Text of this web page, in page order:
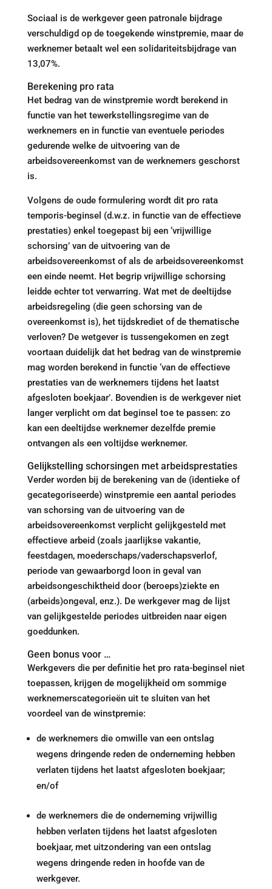
Sociaal is de werkgever geen patronale bijdrage
verschuldigd op de toegekende winstpremie, maar de
werknemer betaalt wel een solidariteitsbijdrage van
13,07%.
Berekening pro rata
Het bedrag van de winstpremie wordt berekend in
functie van het tewerkstellingsregime van de
werknemers en in functie van eventuele periodes
gedurende welke de uitvoering van de
arbeidsovereenkomst van de werknemers geschorst
is.
Volgens de oude formulering wordt dit pro rata
temporis-beginsel (d.w.z. in functie van de effectieve
prestaties) enkel toegepast bij een ‘vrijwillige
schorsing’ van de uitvoering van de
arbeidsovereenkomst of als de arbeidsovereenkomst
een einde neemt. Het begrip vrijwillige schorsing
leidde echter tot verwarring. Wat met de deeltijdse
arbeidsregeling (die geen schorsing van de
overeenkomst is), het tijdskrediet of de thematische
verloven? De wetgever is tussengekomen en zegt
voortaan duidelijk dat het bedrag van de winstpremie
mag worden berekend in functie ‘van de effectieve
prestaties van de werknemers tijdens het laatst
afgesloten boekjaar’. Bovendien is de werkgever niet
langer verplicht om dat beginsel toe te passen: zo
kan een deeltijdse werknemer dezelfde premie
ontvangen als een voltijdse werknemer.
Gelijkstelling schorsingen met arbeidsprestaties
Verder worden bij de berekening van de (identieke of
gecategoriseerde) winstpremie een aantal periodes
van schorsing van de uitvoering van de
arbeidsovereenkomst verplicht gelijkgesteld met
effectieve arbeid (zoals jaarlijkse vakantie,
feestdagen, moederschaps/vaderschapsverlof,
periode van gewaarborgd loon in geval van
arbeidsongeschiktheid door (beroeps)ziekte en
(arbeids)ongeval, enz.). De werkgever mag de lijst
van gelijkgestelde periodes uitbreiden naar eigen
goeddunken.
Geen bonus voor …
Werkgevers die per definitie het pro rata-beginsel niet
toepassen, krijgen de mogelijkheid om sommige
werknemerscategorieën uit te sluiten van het
voordeel van de winstpremie:
de werknemers die omwille van een ontslag
wegens dringende reden de onderneming hebben
verlaten tijdens het laatst afgesloten boekjaar;
en/of
de werknemers die de onderneming vrijwillig
hebben verlaten tijdens het laatst afgesloten
boekjaar, met uitzondering van een ontslag
wegens dringende reden in hoofde van de
werkgever.